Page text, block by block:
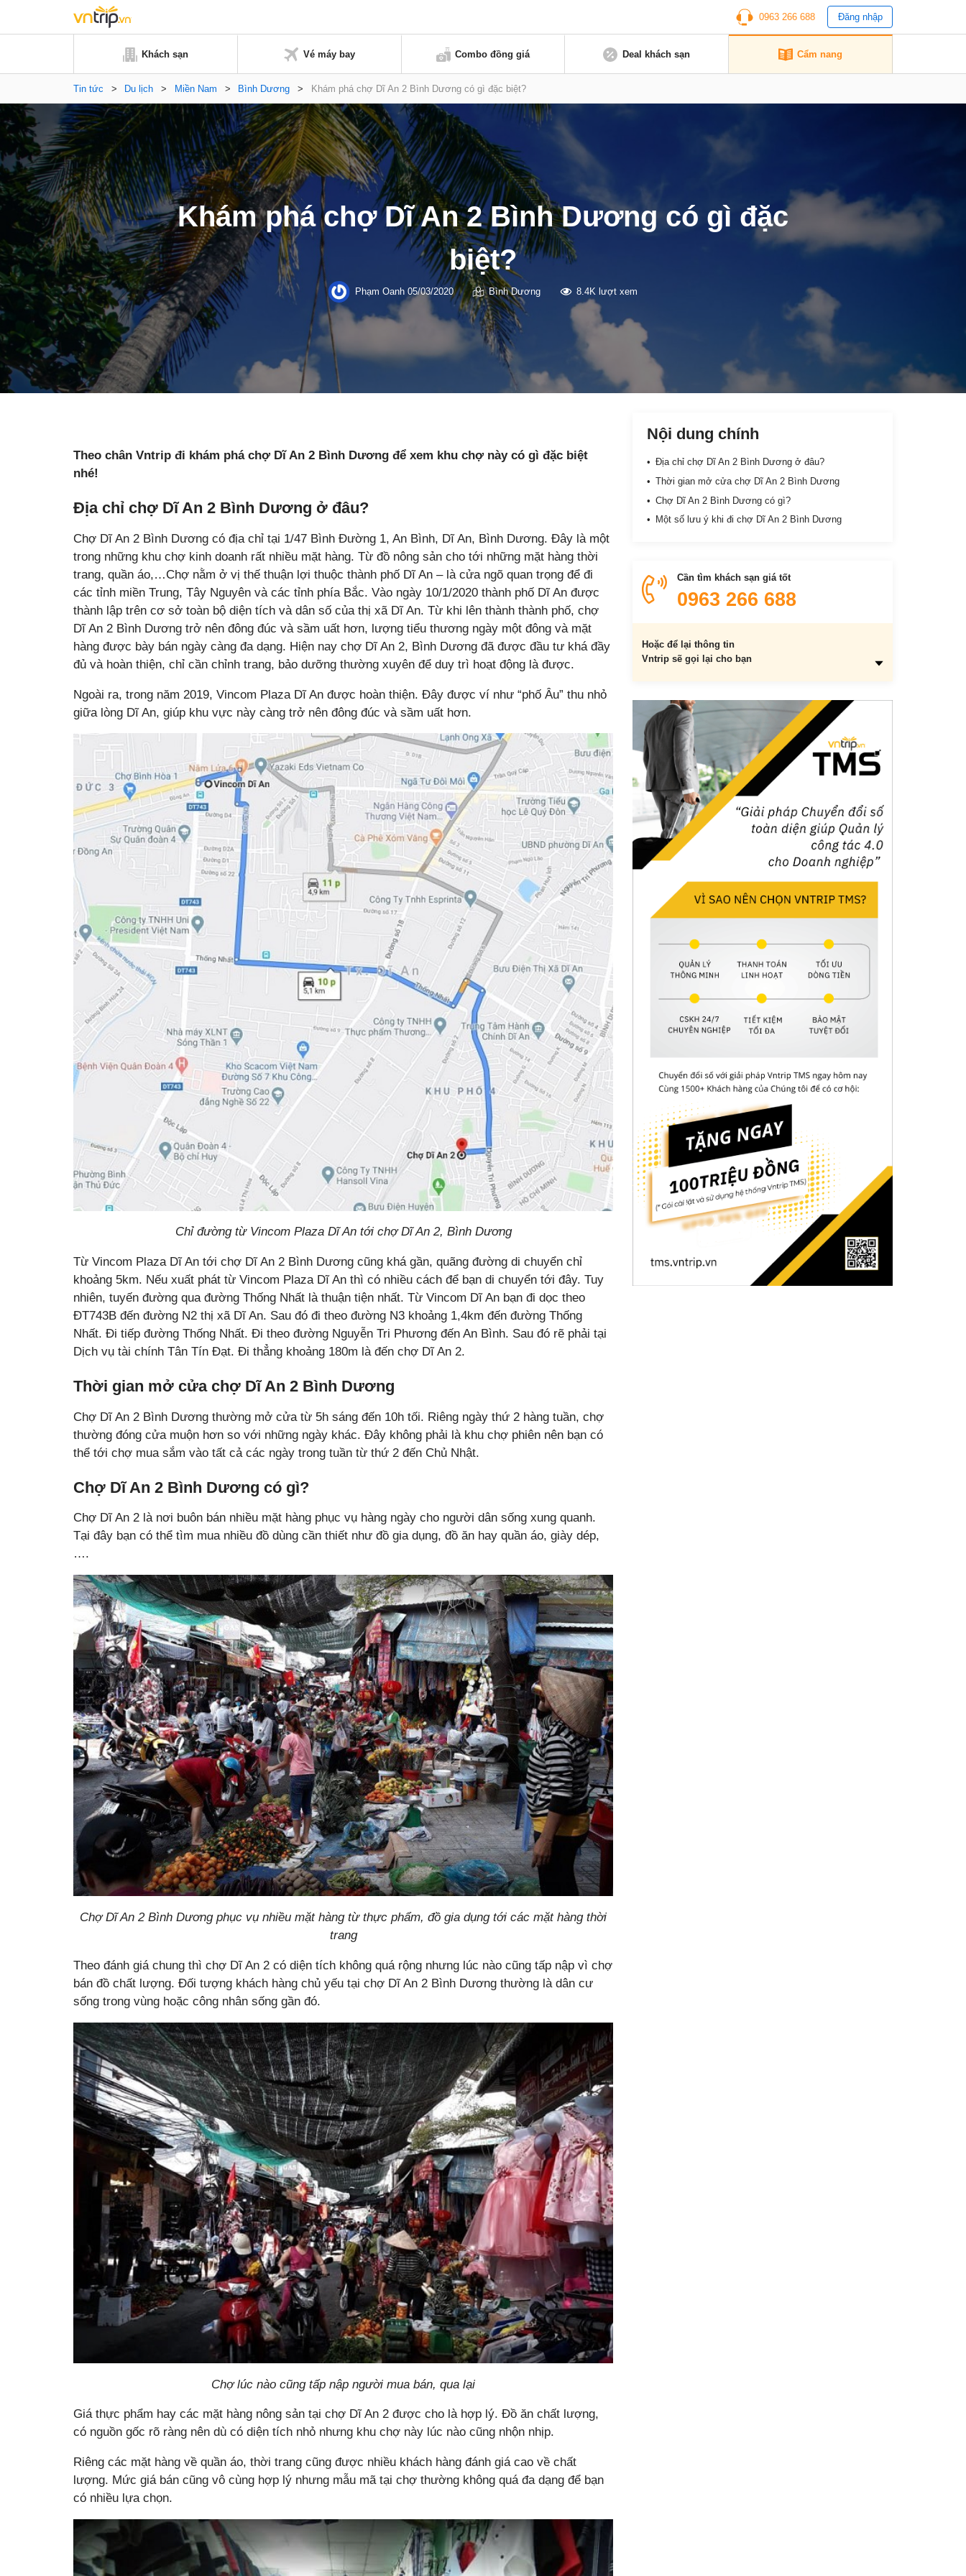
0963 266 688 Đăng nhập
Khách sạn Vé máy bay Combo đồng giá Deal khách sạn Cẩm nang
Tin tức > Du lịch > Miền Nam > Bình Dương > Khám phá chợ Dĩ An 2 Bình Dương có gì đặc biệt?
Khám phá chợ Dĩ An 2 Bình Dương có gì đặc
biệt?
Phạm Oanh05/03/2020 Bình Dương 8.4K lượt xem
Theo chân Vntrip đi khám phá chợ Dĩ An 2 Bình Dương để xem khu chợ này có gì đặc biệt
nhé!
Địa chỉ chợ Dĩ An 2 Bình Dương ở đâu?
Chợ Dĩ An 2 Bình Dương có địa chỉ tại 1/47 Bình Đường 1, An Bình, Dĩ An, Bình Dương. Đây là một
trong những khu chợ kinh doanh rất nhiều mặt hàng. Từ đồ nông sản cho tới những mặt hàng thời
trang, quần áo,…Chợ nằm ở vị thế thuận lợi thuộc thành phố Dĩ An – là cửa ngõ quan trọng để đi
các tỉnh miền Trung, Tây Nguyên và các tỉnh phía Bắc. Vào ngày 10/1/2020 thành phố Dĩ An được
thành lập trên cơ sở toàn bộ diện tích và dân số của thị xã Dĩ An. Từ khi lên thành thành phố, chợ
Dĩ An 2 Bình Dương trở nên đông đúc và sầm uất hơn, lượng tiểu thương ngày một đông và mặt
hàng được bày bán ngày càng đa dạng. Hiện nay chợ Dĩ An 2, Bình Dương đã được đầu tư khá đầy
đủ và hoàn thiện, chỉ cần chỉnh trang, bảo dưỡng thường xuyên để duy trì hoạt động là được.
Ngoài ra, trong năm 2019, Vincom Plaza Dĩ An được hoàn thiện. Đây được ví như “phố Âu” thu nhỏ
giữa lòng Dĩ An, giúp khu vực này càng trở nên đông đúc và sầm uất hơn.
Chỉ đường từ Vincom Plaza Dĩ An tới chợ Dĩ An 2, Bình Dương
Từ Vincom Plaza Dĩ An tới chợ Dĩ An 2 Bình Dương cũng khá gần, quãng đường di chuyển chỉ
khoảng 5km. Nếu xuất phát từ Vincom Plaza Dĩ An thì có nhiều cách để bạn di chuyển tới đây. Tuy
nhiên, tuyến đường qua đường Thống Nhất là thuận tiện nhất. Từ Vincom Dĩ An bạn đi dọc theo
ĐT743B đến đường N2 thị xã Dĩ An. Sau đó đi theo đường N3 khoảng 1,4km đến đường Thống
Nhất. Đi tiếp đường Thống Nhất. Đi theo đường Nguyễn Tri Phương đến An Bình. Sau đó rẽ phải tại
Dịch vụ tài chính Tân Tín Đạt. Đi thẳng khoảng 180m là đến chợ Dĩ An 2.
Thời gian mở cửa chợ Dĩ An 2 Bình Dương
Chợ Dĩ An 2 Bình Dương thường mở cửa từ 5h sáng đến 10h tối. Riêng ngày thứ 2 hàng tuần, chợ
thường đóng cửa muộn hơn so với những ngày khác. Đây không phải là khu chợ phiên nên bạn có
thể tới chợ mua sắm vào tất cả các ngày trong tuần từ thứ 2 đến Chủ Nhật.
Chợ Dĩ An 2 Bình Dương có gì?
Chợ Dĩ An 2 là nơi buôn bán nhiều mặt hàng phục vụ hàng ngày cho người dân sống xung quanh.
Tại đây bạn có thể tìm mua nhiều đồ dùng cần thiết như đồ gia dụng, đồ ăn hay quần áo, giày dép,
….
Chợ Dĩ An 2 Bình Dương phục vụ nhiều mặt hàng từ thực phẩm, đồ gia dụng tới các mặt hàng thời
trang
Theo đánh giá chung thì chợ Dĩ An 2 có diện tích không quá rộng nhưng lúc nào cũng tấp nập vì chợ
bán đồ chất lượng. Đối tượng khách hàng chủ yếu tại chợ Dĩ An 2 Bình Dương thường là dân cư
sống trong vùng hoặc công nhân sống gần đó.
Chợ lúc nào cũng tấp nập người mua bán, qua lại
Giá thực phẩm hay các mặt hàng nông sản tại chợ Dĩ An 2 được cho là hợp lý. Đồ ăn chất lượng,
có nguồn gốc rõ ràng nên dù có diện tích nhỏ nhưng khu chợ này lúc nào cũng nhộn nhịp.
Riêng các mặt hàng về quần áo, thời trang cũng được nhiều khách hàng đánh giá cao về chất
lượng. Mức giá bán cũng vô cùng hợp lý nhưng mẫu mã tại chợ thường không quá đa dạng để bạn
có nhiều lựa chọn.
Nội dung chính
Địa chỉ chợ Dĩ An 2 Bình Dương ở đâu?
Thời gian mở cửa chợ Dĩ An 2 Bình Dương
Chợ Dĩ An 2 Bình Dương có gì?
Một số lưu ý khi đi chợ Dĩ An 2 Bình Dương
Cần tìm khách sạn giá tốt
0963 266 688
Hoặc để lại thông tin
Vntrip sẽ gọi lại cho bạn